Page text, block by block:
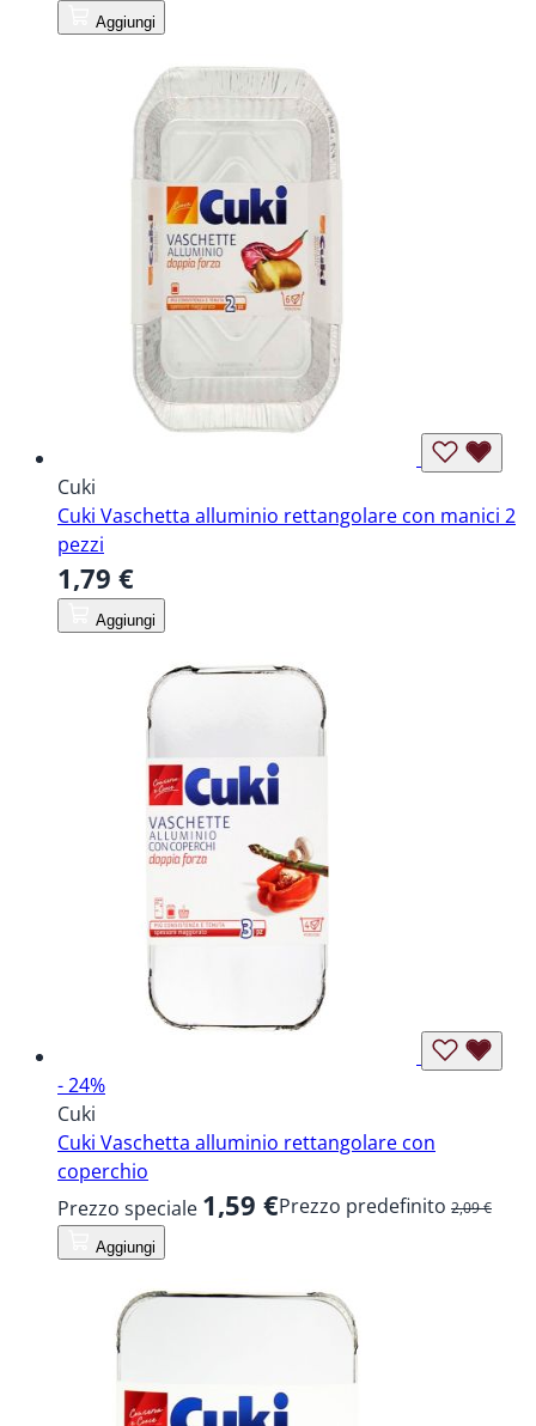
Aggiungi
Cuki
Cuki Vaschetta alluminio rettangolare con manici 2
pezzi
1,79 €
Aggiungi
- 24%
Cuki
Cuki Vaschetta alluminio rettangolare con
coperchio
Prezzo speciale 1,59 €Prezzo predefinito 2,09 €
Aggiungi